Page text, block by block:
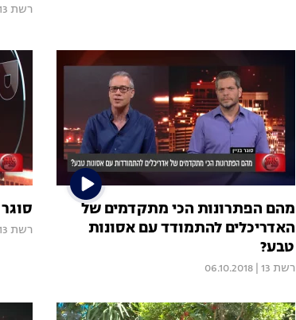
רשת 13
מהם הפתרונות הכי מתקדמים של
האדריכלים להתמודד עם אסונות
טבע?
רשת 13 06.10.2018
סוגר
רשת 13